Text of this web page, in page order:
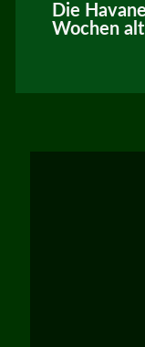
Die
Wochen alt